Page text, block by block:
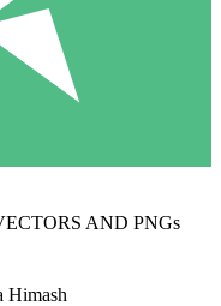
AND PNGs
Himash